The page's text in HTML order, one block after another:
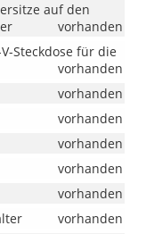
auf den
vorhanden
Steckdose für die
vorhanden
vorhanden
vorhanden
vorhanden
vorhanden
vorhanden
vorhanden